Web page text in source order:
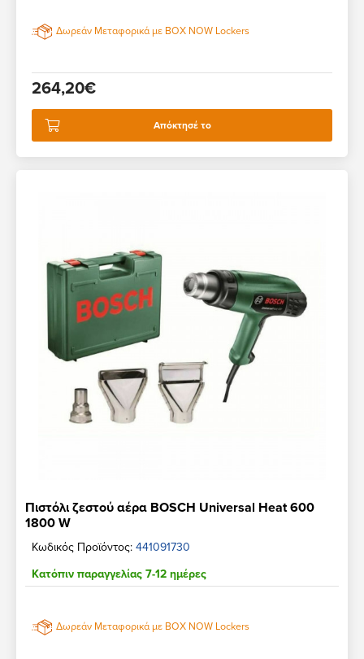
Δωρεάν Μεταφορικά με BOX NOW Lockers
264,20€
Απόκτησέ το
Πιστόλι ζεστού αέρα BOSCH Universal Heat 600
1800 W
Κωδικός Προϊόντος: 441091730
Κατόπιν παραγγελίας 7-12 ημέρες
Δωρεάν Μεταφορικά με BOX NOW Lockers